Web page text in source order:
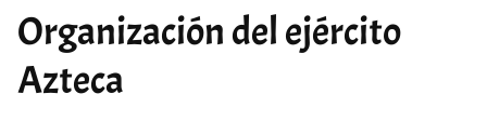
Organización del ejército
Azteca